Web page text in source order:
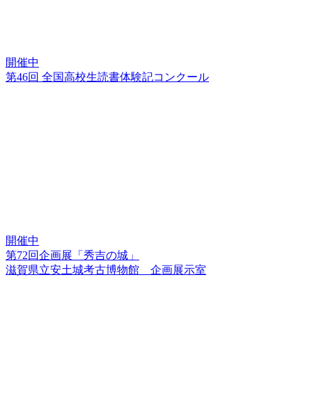
開催中
第46回 全国高校生読書体験記コンクール
開催中
第72回企画展「秀吉の城」
滋賀県立安土城考古博物館 企画展示室